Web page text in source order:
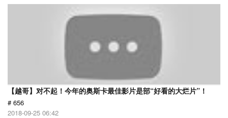
【越哥】对不起！今年的奥斯卡最佳影片是部“好看的大烂片”！
# 656
2018-09-25 06:42